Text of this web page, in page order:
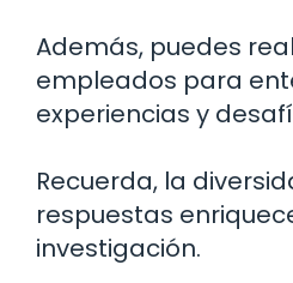
Además, puedes
empleados para
experiencias y
Recuerda, la
respuestas
investigación.